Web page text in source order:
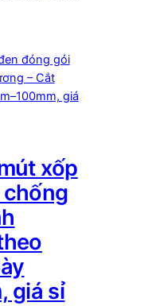
xốp
giá sỉ